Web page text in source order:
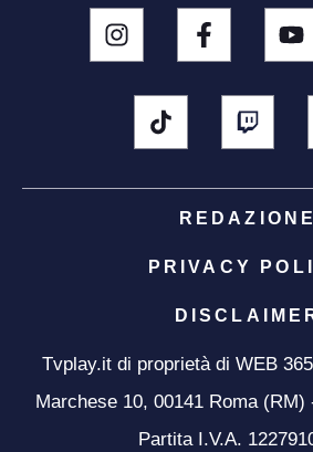
REDAZIONE
PRIVACY
Tvplay.it di proprietà di WEB
Marchese 10, 00141 Roma
Partita I.V.A.